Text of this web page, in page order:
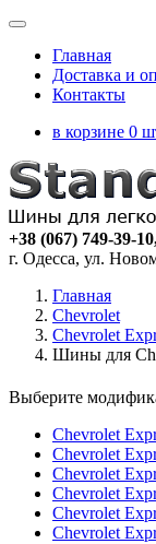
Главная
Доставка и
Контакты
в корзине 0
+38 (067) 749-39-
г. Одесса, ул.
Главная
Chevrolet
Chevrolet
Шины для
Выберите
Chevrolet
Chevrolet
Chevrolet
Chevrolet
Chevrolet
Chevrolet